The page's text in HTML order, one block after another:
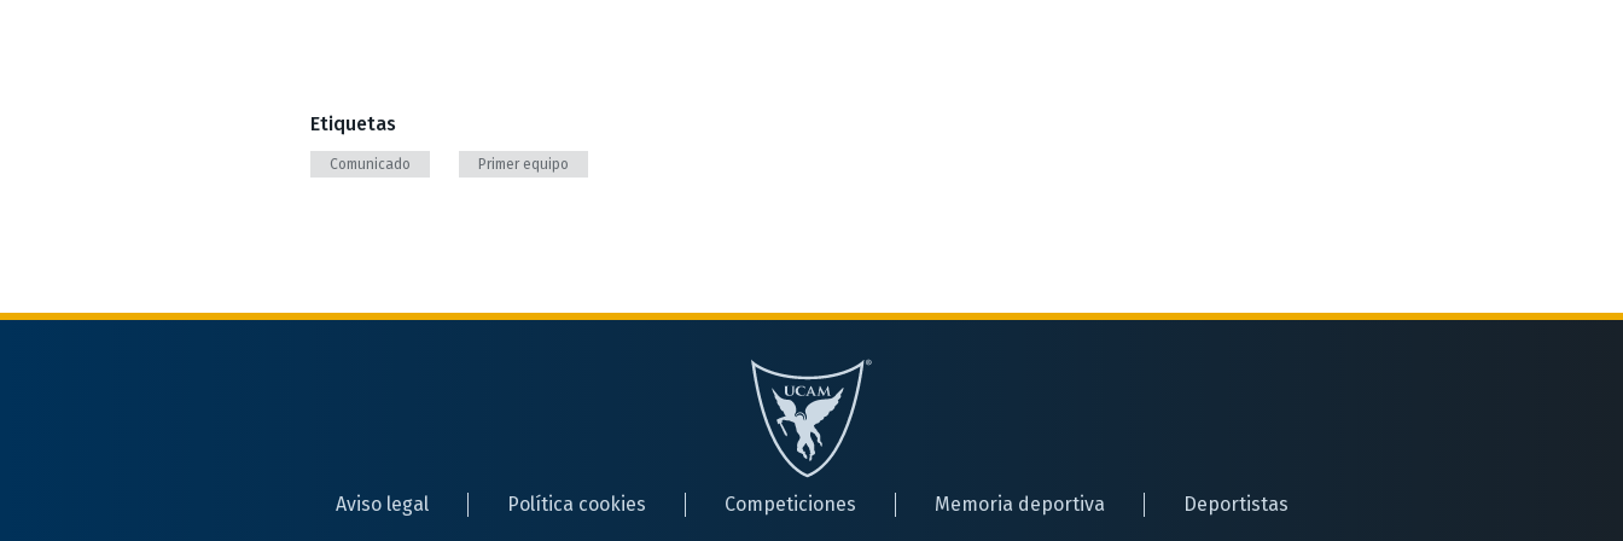
Etiquetas
Comunicado Primer equipo
Aviso legal Política cookies Competiciones Memoria deportiva Deportistas